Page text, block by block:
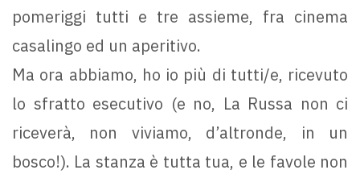
pomeriggi tutti e tre assieme, fra cinema
casalingo ed un aperitivo.
Ma ora abbiamo, ho io più di tutti/e, ricevuto
lo sfratto esecutivo (e no, La Russa non ci
riceverà, non viviamo, d’altronde, in un
bosco!). La stanza è tutta tua, e le favole non